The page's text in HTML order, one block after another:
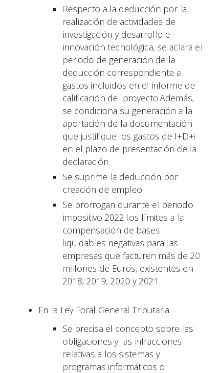
Respecto a la deducción por la
realización de actividades de
investigación y desarrollo e
innovación tecnológica, se aclara el
periodo de generación de la
deducción correspondiente a
gastos incluidos en el informe de
calificación del proyecto.Además,
se condiciona su generación a la
aportación de la documentación
que justifique los gastos de I+D+i
en el plazo de presentación de la
declaración.
Se suprime la deducción por
creación de empleo.
Se prorrogan durante el periodo
impositivo 2022 los límites a la
compensación de bases
liquidables negativas para las
empresas que facturen más de 20
millones de Euros, existentes en
2018, 2019, 2020 y 2021.
En la Ley Foral General Tributaria.
Se precisa el concepto sobre las
obligaciones y las infracciones
relativas a los sistemas y
programas informáticos o